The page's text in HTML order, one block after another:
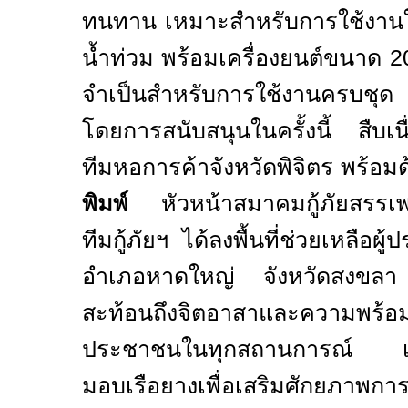
ทนทาน เหมาะสำหรับการใช้งา
น้ำท่วม พร้อมเครื่องยนต์ขนาด
จำเป็นสำหรับการใช้งานครบชุด
โดยการสนับสนุนในครั้งนี้ สืบเ
ทีมหอการค้าจังหวัดพิจิตร พร้อม
พิมพ์ หัวหน้าสมาคมกู้ภัยสรรเ
ทีมกู้ภัยฯ ได้ลงพื้นที่ช่วยเห
อำเภอหาดใหญ่
จังหวัดสงขล
สะท้อนถึงจิตอาสาและความพร้อ
ประชาชนในทุกสถานการณ์
มอบเรือยางเพื่อเสริมศักยภาพก